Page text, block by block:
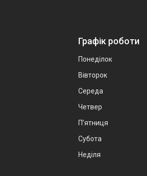
Графік роботи
Понеділок
Вівторок
Середа
Четвер
Пʼятниця
Субота
Неділя